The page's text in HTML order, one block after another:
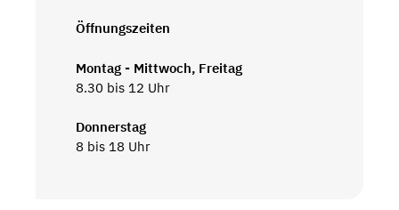
Öffnungszeiten
Montag - Mittwoch, Freitag
8.30 bis 12 Uhr
Donnerstag
8 bis 18 Uhr